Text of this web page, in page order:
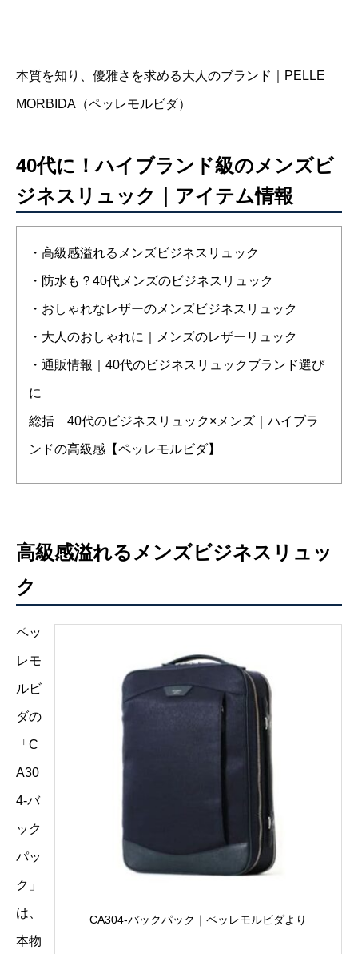
本質を知り、優雅さを求める大人のブランド｜PELLE
MORBIDA（ペッレモルビダ）
40代に！ハイブランド級のメンズビ
ジネスリュック｜アイテム情報
・高級感溢れるメンズビジネスリュック
・防水も？40代メンズのビジネスリュック
・おしゃれなレザーのメンズビジネスリュック
・大人のおしゃれに｜メンズのレザーリュック
・通販情報｜40代のビジネスリュックブランド選び
に
総括 40代のビジネスリュック×メンズ｜ハイブラ
ンドの高級感【ペッレモルビダ】
高級感溢れるメンズビジネスリュッ
ク
CA304-バックパック｜ペッレモルビダより
ペッ
レモ
ルビ
ダの
「C
A30
4-バ
ック
パッ
ク」
は、
本物